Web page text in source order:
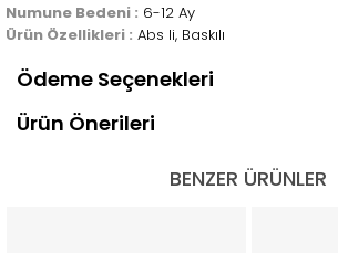
Numune Bedeni : 6-12 Ay
Ürün Özellikleri : Abs li, Baskılı
Ödeme Seçenekleri
Ürün Önerileri
BENZER ÜRÜNLER